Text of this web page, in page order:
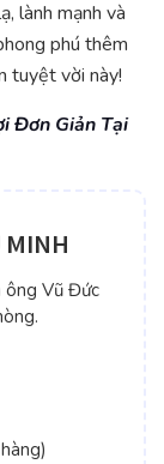
lành mạnh và
phú thêm
tuyệt vời này!
Đơn Giản Tại
MINH
ông Vũ Đức